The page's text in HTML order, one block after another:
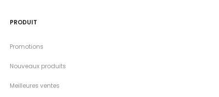
PRODUIT
Promotions
Nouveaux produits
Meilleures ventes